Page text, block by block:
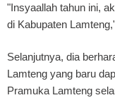
"Insyaallah tahun ini,
di Kabupaten
Selanjutnya, dia
Lamteng yang baru
Pramuka Lamteng